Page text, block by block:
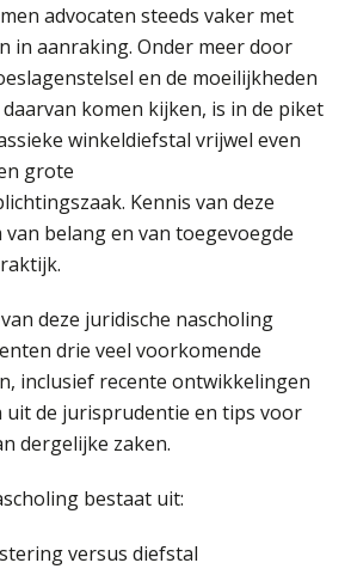
advocaten steeds vaker met
in aanraking. Onder meer door
en de moeilijkheden
komen kijken, is in de piket
winkeldiefstal vrijwel even
grote
Kennis van deze
belang en van toegevoegde
deze juridische nascholing
drie veel voorkomende
inclusief recente ontwikkelingen
uit de jurisprudentie en tips voor
dergelijke zaken.
bestaat uit:
versus diefstal